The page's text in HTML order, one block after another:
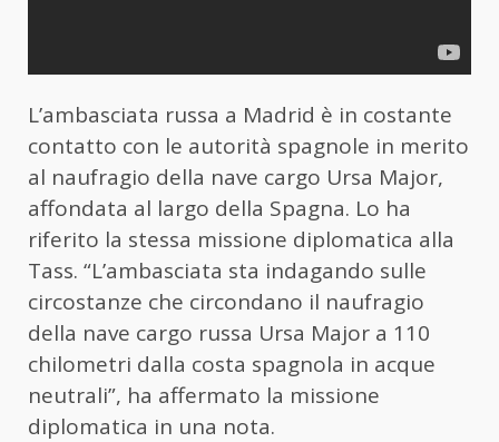
L’ambasciata russa a Madrid è in costante
contatto con le autorità spagnole in merito
al naufragio della nave cargo Ursa Major,
affondata al largo della Spagna. Lo ha
riferito la stessa missione diplomatica alla
Tass. “L’ambasciata sta indagando sulle
circostanze che circondano il naufragio
della nave cargo russa Ursa Major a 110
chilometri dalla costa spagnola in acque
neutrali”, ha affermato la missione
diplomatica in una nota.